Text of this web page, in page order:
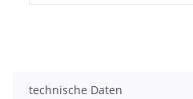
technische Daten